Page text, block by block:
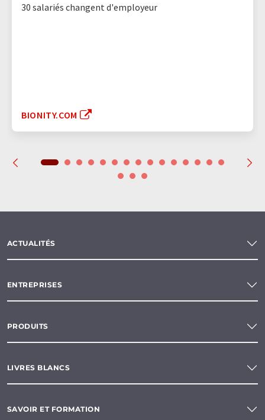
30 salariés changent d'employeur
BIONITY.COM
ACTUALITÉS
ENTREPRISES
PRODUITS
LIVRES BLANCS
SAVOIR ET FORMATION